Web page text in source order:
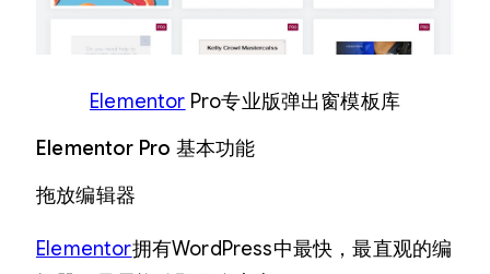
Elementor Pro专业版弹出窗模板库
Elementor Pro 基本功能
拖放编辑器
Elementor拥有WordPress中最快，最直观的编